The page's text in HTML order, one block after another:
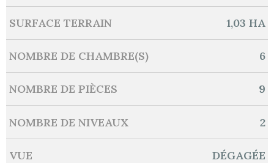
SURFACE TERRAIN 1,03 HA
NOMBRE DE CHAMBRE(S) 6
NOMBRE DE PIÈCES 9
NOMBRE DE NIVEAUX 2
VUE DÉGAGÉE